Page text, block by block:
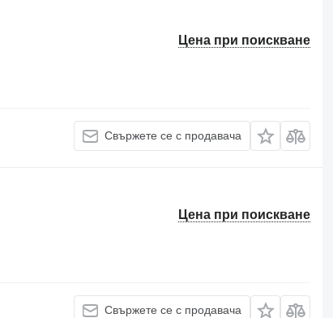
Цена при поискване
Свържете се с продавача
Цена при поискване
Свържете се с продавача